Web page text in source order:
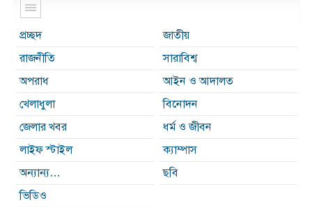
প্রচ্ছদ
জাতীয়
রাজনীতি
সারাবিশ্ব
অপরাধ
আইন ও আদালত
খেলাধুলা
বিনোদন
জেলার খবর
ধর্ম ও জীবন
লাইফ স্টাইল
ক্যাম্পাস
অন্যান্য…
ছবি
ভিডিও